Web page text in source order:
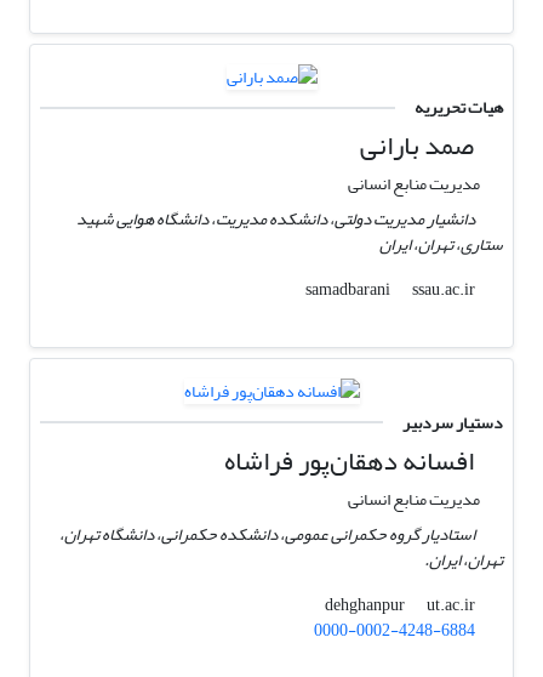
هیات تحریریه
صمد بارانی
مدیریت منابع انسانی
دانشیار مدیریت دولتی، دانشکده مدیریت، دانشگاه هوایی شهید
ستاری، تهران، ایران
samadbarani
ssau.ac.ir
دستیار سردبیر
افسانه دهقان‌پور فراشاه
مدیریت منابع انسانی
استادیار گروه حکمرانی عمومی، دانشکده حکمرانی، دانشگاه تهران،
تهران، ایران.
dehghanpur
ut.ac.ir
0000-0002-4248-6884